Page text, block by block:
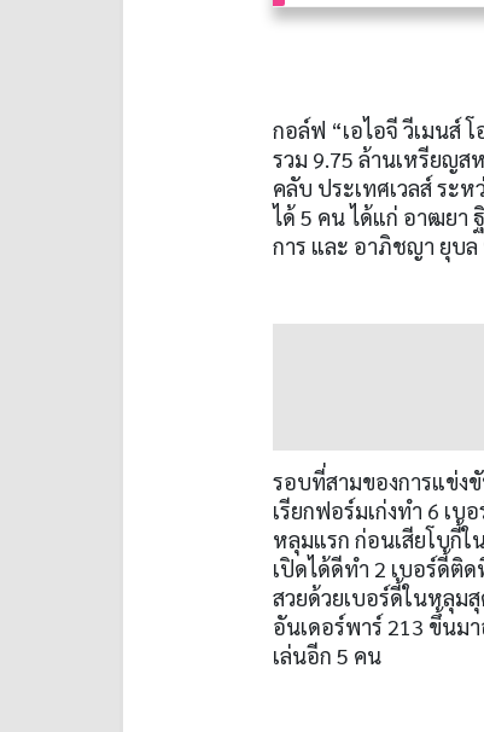
กอล์ฟ “เอไอจี วีเมนส์
รวม 9.75 ล้านเหรียญส
คลับ ประเทศเวลส์ ระห
ได้ 5 คน ได้แก่ อาฒยา
การ และ อาภิชญา ยุบล
รอบที่สามของการแข่ง
เรียกฟอร์มเก่งทำ 6 เบอ
หลุมแรก ก่อนเสียโบกี้
เปิดได้ดีทำ 2 เบอร์ดี้ติ
สวยด้วยเบอร์ดี้ในหลุม
อันเดอร์พาร์ 213 ขึ้นม
เล่นอีก 5 คน